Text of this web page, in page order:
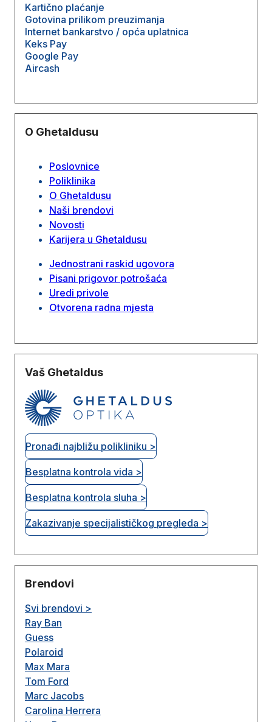
Kartično plaćanje
Gotovina prilikom preuzimanja
Internet bankarstvo / opća uplatnica
Keks Pay
Google Pay
Aircash
O Ghetaldusu
Poslovnice
Poliklinika
O Ghetaldusu
Naši brendovi
Novosti
Karijera u Ghetaldusu
Jednostrani raskid ugovora
Pisani prigovor potrošaća
Uredi privole
Otvorena radna mjesta
Vaš Ghetaldus
Pronađi najbližu polikliniku >
Besplatna kontrola vida >
Besplatna kontrola sluha >
Zakazivanje specijalističkog pregleda >
Brendovi
Svi brendovi >
Ray Ban
Guess
Polaroid
Max Mara
Tom Ford
Marc Jacobs
Carolina Herrera